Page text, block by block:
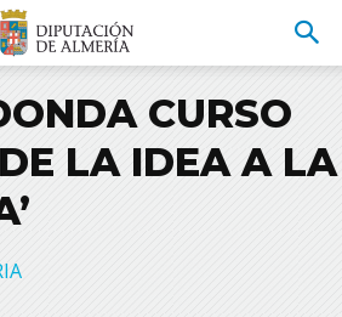
CURSO
LA IDEA A LA